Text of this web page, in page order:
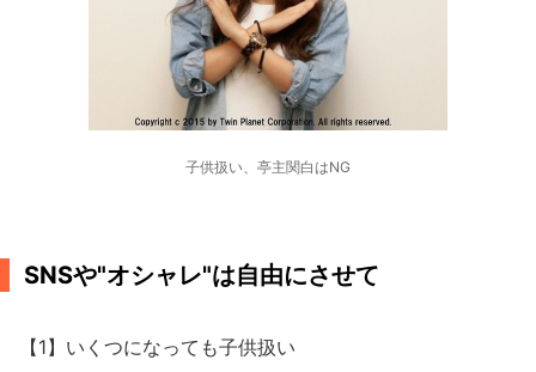
子供扱い、亭主関白はNG
SNSや"オシャレ"は自由にさせて
【1】いくつになっても子供扱い